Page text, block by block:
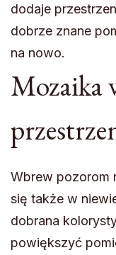
dodaje
dobrze znane
na nowo.
Mozaika
Wbrew pozorom
się także w
dobrana
powiększyć